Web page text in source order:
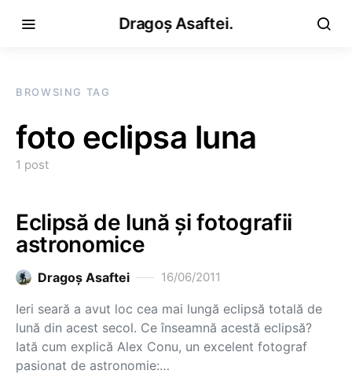
Dragoș Asaftei.
BROWSING TAG
foto eclipsa luna
1 post
Eclipsă de lună și fotografii
astronomice
Dragoş Asaftei 16/06/2011
Ieri seară a avut loc cea mai lungă eclipsă totală de
lună din acest secol. Ce înseamnă acestă eclipsă?
Iată cum explică Alex Conu, un excelent fotograf
pasionat de astronomie:…